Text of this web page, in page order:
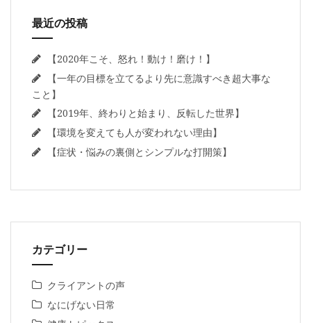
最近の投稿
【2020年こそ、怒れ！動け！磨け！】
【一年の目標を立てるより先に意識すべき超大事な
こと】
【2019年、終わりと始まり、反転した世界】
【環境を変えても人が変われない理由】
【症状・悩みの裏側とシンプルな打開策】
カテゴリー
クライアントの声
なにげない日常